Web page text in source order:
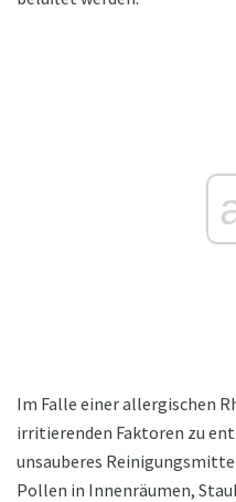
Im Falle einer allergischen
irritierenden Faktoren zu
unsauberes
Pollen in Innenräumen,